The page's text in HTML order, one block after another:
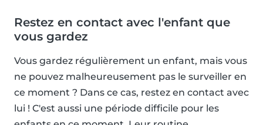
Restez en contact avec l'enfant que
vous gardez
Vous gardez régulièrement un enfant, mais vous
ne pouvez malheureusement pas le surveiller en
ce moment ? Dans ce cas, restez en contact avec
lui ! C'est aussi une période difficile pour les